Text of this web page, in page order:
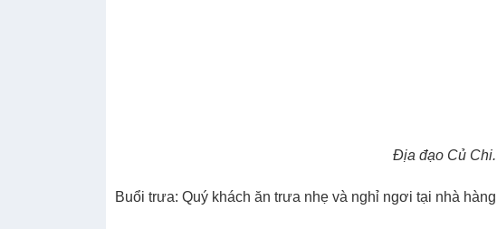
Địa đạo Củ Chi.
Buổi trưa: Quý khách ăn trưa nhẹ và nghỉ ngơi tại nhà